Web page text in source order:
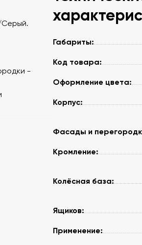
Серый.
-
Габариты:
Код товара:
Оформление цвета:
Корпус:
Фасады и
Кромление:
Колёсная база:
Ящиков:
Применение: